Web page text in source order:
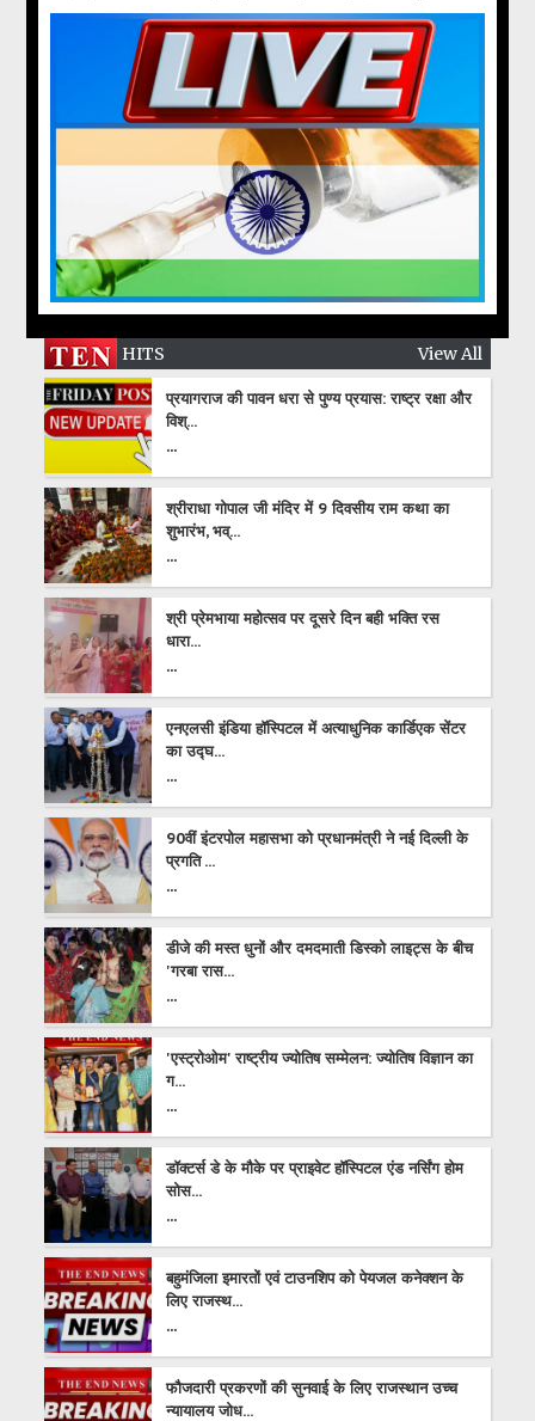
HITS View All
प्रयागराज की पावन धरा से पुण्य प्रयास: राष्ट्र रक्षा और
विश्...
...
श्रीराधा गोपाल जी मंदिर में 9 दिवसीय राम कथा का
शुभारंभ, भव्...
...
श्री प्रेमभाया महोत्सव पर दूसरे दिन बही भक्ति रस
धारा...
...
एनएलसी इंडिया हॉस्पिटल में अत्याधुनिक कार्डिएक सेंटर
का उद्घ...
...
90वीं इंटरपोल महासभा को प्रधानमंत्री ने नई दिल्ली के
प्रगति ...
...
डीजे की मस्त धुनों और दमदमाती डिस्को लाइट्स के बीच
'गरबा रास...
...
'एस्ट्रोओम' राष्ट्रीय ज्योतिष सम्मेलन: ज्योतिष विज्ञान का
ग...
...
डॉक्टर्स डे के मौके पर प्राइवेट हॉस्पिटल एंड नर्सिंग होम
सोस...
...
बहुमंजिला इमारतों एवं टाउनशिप को पेयजल कनेक्शन के
लिए राजस्थ...
...
फौजदारी प्रकरणों की सुनवाई के लिए राजस्थान उच्च
न्यायालय जोध...